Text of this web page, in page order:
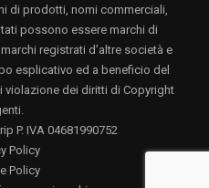
di prodotti, nomi commerciali,
possono essere marchi di
registrati d’altre società e
esplicativo ed a beneficio del
dei diritti di Copyright
P. IVA 04681990752
Policy
Policy